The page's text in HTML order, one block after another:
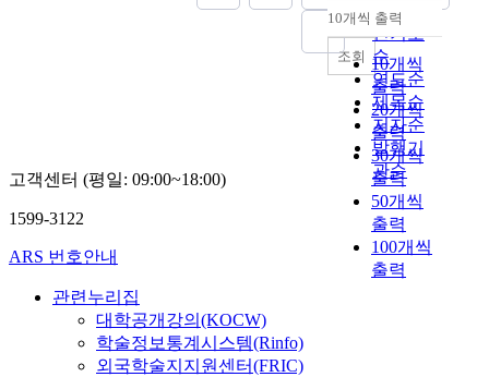
순
인기도
순
연도순
제목순
저자순
발행기
관순
내림차순
10개씩 출력
10개씩
출력
20개씩
출력
30개씩
출력
50개씩
출력
100개씩
출력
조회
고객센터 (평일: 09:00~18:00)
1599-3122
ARS 번호안내
관련누리집
대학공개강의(KOCW)
학술정보통계시스템(Rinfo)
외국학술지지원센터(FRIC)